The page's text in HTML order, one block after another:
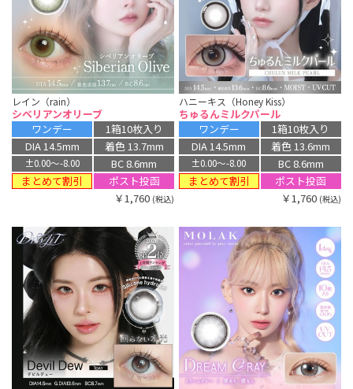
レイン（rain）
シベリアンオリーブ
ワンデー
1箱10枚入り
DIA 14.5mm
着色 13.7mm
±0.00〜-8.00
BC 8.6mm
まとめて割引
ポスト投函
￥1,760 (税込)
ハニーキス（Honey Kiss）
ちゅるんミルクパール
ワンデー
1箱10枚入り
DIA 14.5mm
着色 13.6mm
±0.00〜-8.00
BC 8.6mm
まとめて割引
ポスト投函
￥1,760 (税込)